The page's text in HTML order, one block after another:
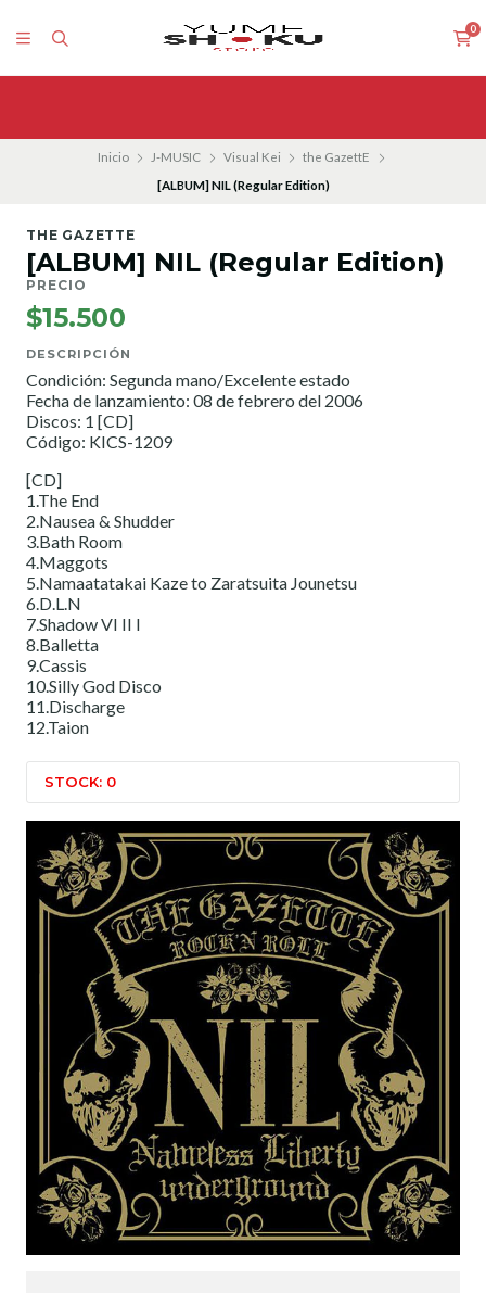
0
Inicio J-MUSIC Visual Kei
the GazettE
[ALBUM] NIL (Regular Edition)
THE GAZETTE
[ALBUM] NIL (Regular Edition)
PRECIO
$15.500
DESCRIPCIÓN
Condición: Segunda mano/Excelente estado
Fecha de lanzamiento: 08 de febrero del 2006
Discos: 1 [CD]
Código: KICS-1209
[CD]
1.The End
2.Nausea & Shudder
3.Bath Room
4.Maggots
5.Namaatatakai Kaze to Zaratsuita Jounetsu
6.D.L.N
7.Shadow VI II I
8.Balletta
9.Cassis
10.Silly God Disco
11.Discharge
12.Taion
STOCK: 0